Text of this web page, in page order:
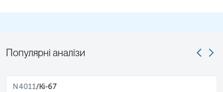
Популярні аналізи
N4011/Ki-67